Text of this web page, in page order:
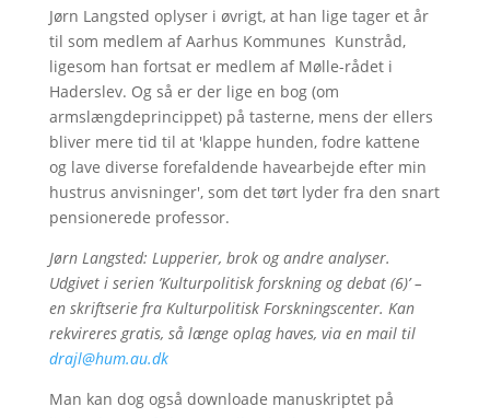
Jørn Langsted oplyser i øvrigt, at han lige tager et år
til som medlem af Aarhus Kommunes Kunstråd,
ligesom han fortsat er medlem af Mølle-rådet i
Haderslev. Og så er der lige en bog (om
armslængdeprincippet) på tasterne, mens der ellers
bliver mere tid til at 'klappe hunden, fodre kattene
og lave diverse forefaldende havearbejde efter min
hustrus anvisninger', som det tørt lyder fra den snart
pensionerede professor.
Jørn Langsted: Lupperier, brok og andre analyser.
Udgivet i serien ’Kulturpolitisk forskning og debat (6)’ –
en skriftserie fra Kulturpolitisk Forskningscenter. Kan
rekvireres gratis, så længe oplag haves, via en mail til
drajl@hum.au.dk
Man kan dog også downloade manuskriptet på